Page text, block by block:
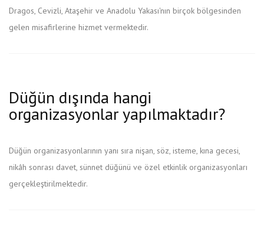
Dragos, Cevizli, Ataşehir ve Anadolu Yakası'nın birçok bölgesinden
gelen misafirlerine hizmet vermektedir.
Düğün dışında hangi
organizasyonlar yapılmaktadır?
Düğün organizasyonlarının yanı sıra nişan, söz, isteme, kına gecesi,
nikâh sonrası davet, sünnet düğünü ve özel etkinlik organizasyonları
gerçekleştirilmektedir.